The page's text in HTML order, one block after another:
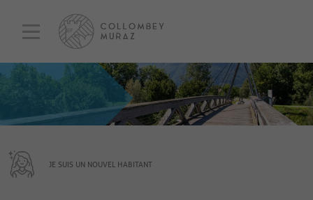
JE SUIS UN NOUVEL HABITANT